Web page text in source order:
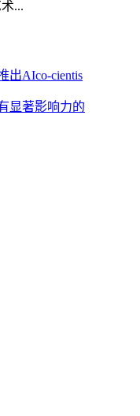
...
出AIco-cientis
显著影响力的